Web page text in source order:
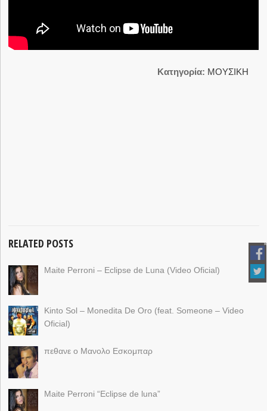
Κατηγορία: ΜΟΥΣΙΚΗ
RELATED POSTS
Maite Perroni – Eclipse de Luna (Video Oficial)
Kinto Sol – Monedita De Oro (feat. Someone – Video
Oficial)
πεθανε ο Μανολο Εσκομπαρ
Maite Perroni “Eclipse de luna”